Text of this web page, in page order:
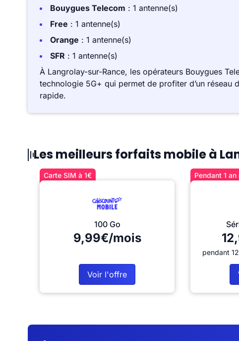
Bouygues Telecom : 1 antenne(s)
Free : 1 antenne(s)
Orange : 1 antenne(s)
SFR : 1 antenne(s)
À Langrolay-sur-Rance, les opérateurs Bouygues
technologie 5G+ qui permet de profiter d’un réseau
rapide.
Les meilleurs forfaits mobile à
Carte SIM à 1€
100 Go
9,99€/mois
Voir l'offre
Pendant 1
pendant